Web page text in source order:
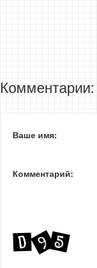
Комментарии:
Ваше имя:
Комментарий: